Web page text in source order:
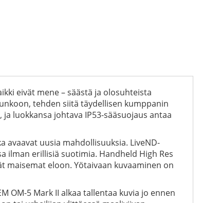
eivät mene – säästä ja olosuhteista
tehden siitä täydellisen kumppanin
luokkansa johtava IP53-sääsuojaus antaa
avaavat uusia mahdollisuuksia. LiveND-
ilman erillisiä suotimia. Handheld High Res
maisemat eloon. Yötaivaan kuvaaminen on
OM-5 Mark II alkaa tallentaa kuvia jo ennen